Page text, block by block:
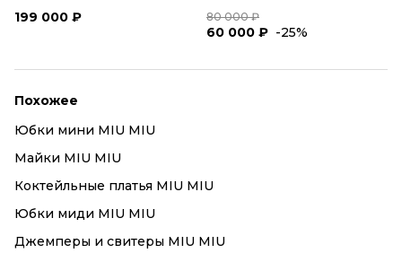
199 000 ₽
80 000 ₽
60 000 ₽ -25%
Похожее
Юбки мини MIU MIU
Майки MIU MIU
Коктейльные платья MIU MIU
Юбки миди MIU MIU
Джемперы и свитеры MIU MIU